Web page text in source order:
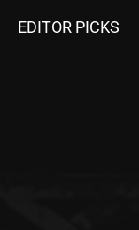
EDITOR PICKS